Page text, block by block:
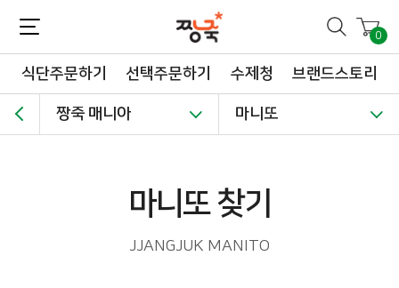
0
식단주문하기 선택주문하기 수제청 브랜드스토리
짱죽 매니아 마니또
마니또 찾기
JJANGJUK MANITO